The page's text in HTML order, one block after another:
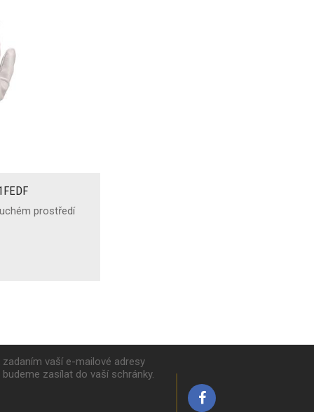
prostředí
vaší e-mailové adresy
zasílat do vaší schránky.